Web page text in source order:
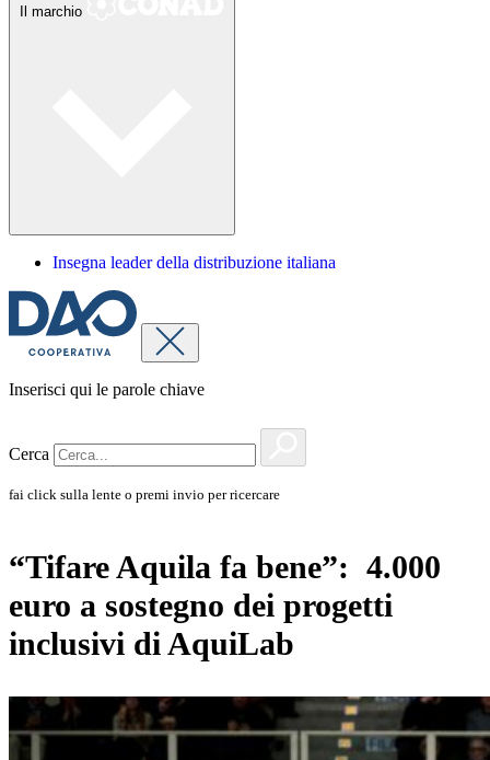
Il marchio
Insegna leader della distribuzione italiana
Inserisci qui le parole chiave
Cerca
fai click sulla lente o premi invio per ricercare
“Tifare Aquila fa bene”: 4.000
euro a sostegno dei progetti
inclusivi di AquiLab